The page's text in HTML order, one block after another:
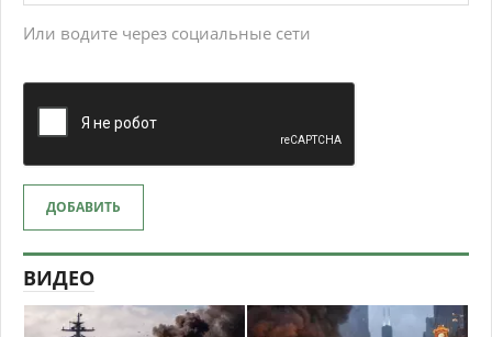
Или водите через социальные сети
ДОБАВИТЬ
ВИДЕО